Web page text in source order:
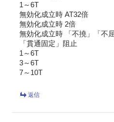
1～6T
無効化成立時 AT32倍
無効化成立時 2倍
無効化成立時 「不撓」「不
「貫通固定」阻止
1～6T
3～6T
7～10T
返信